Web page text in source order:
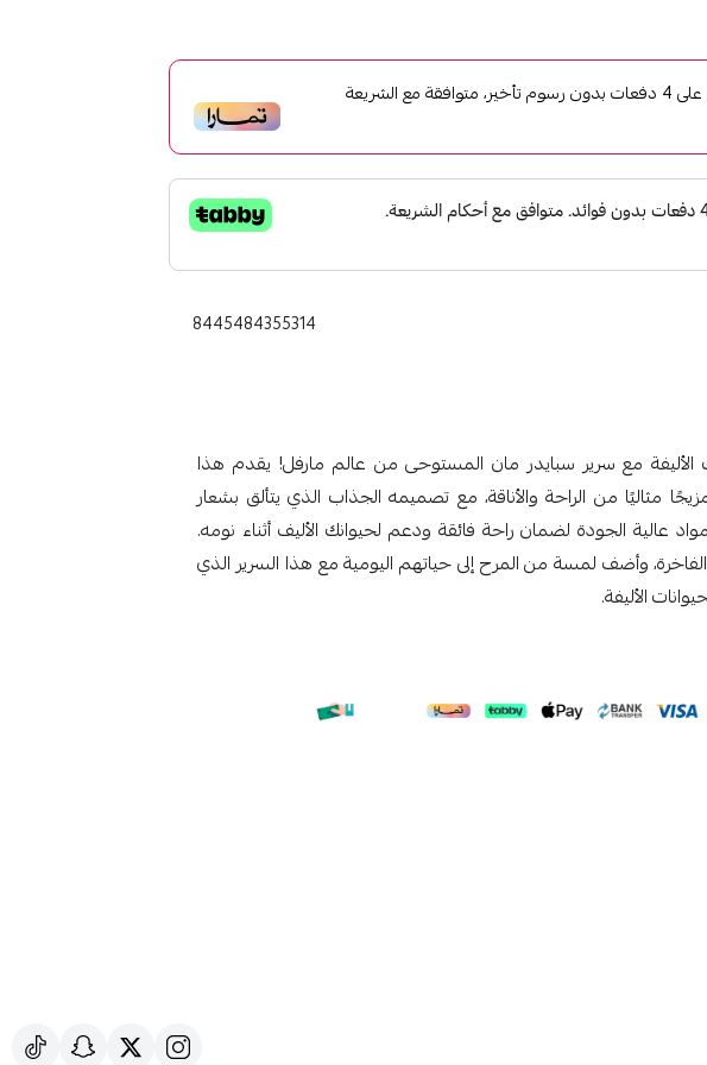
على4 دفعات بدون رسوم تأخير، متوافقة مع الشريعة
8445484355314
الأليفة مع سرير سبايدر مان المستوحى من عالم مارفل! يقدم هذا
مثاليًا من الراحة والأناقة، مع تصميمه الجذاب الذي يتألق بشعار
عالية الجودة لضمان راحة فائقة ودعم لحيوانك الأليف أثناء نومه.
وأضف لمسة من المرح إلى حياتهم اليومية مع هذا السرير الذي
الأليفة.